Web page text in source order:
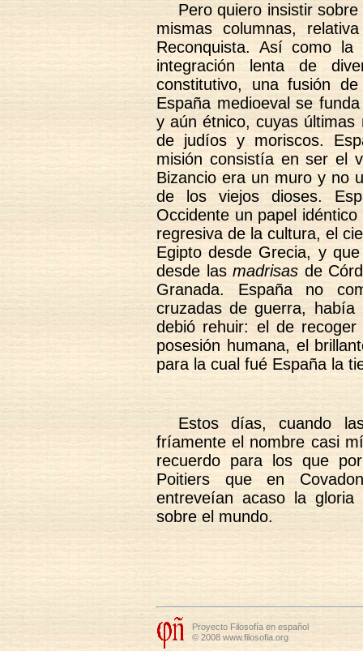
Pero quiero insistir
mismas columnas,
Reconquista. Así como
integración lenta de
constitutivo, una fusión
España medioeval se
y aún étnico, cuyas últimas
de judíos y moriscos.
misión consistía en ser el
Bizancio era un muro y no
de los viejos dioses.
Occidente un papel
regresiva de la cultura, el
Egipto desde Grecia, y
desde lasmadrisas de
Granada. España no
cruzadas de guerra,
debió rehuir: el de
posesión humana, el
para la cual fué España la
Estos días, cuando
fríamente el nombre casi
recuerdo para los que
Poitiers que en
entreveían acaso la gloria
sobre el mundo.
Proyecto Filosofía en español
© 2008 www.filosofia.org